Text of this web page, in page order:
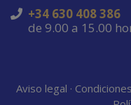
+34 630 408 386
de 9.00 a 15.00
Aviso legal ·